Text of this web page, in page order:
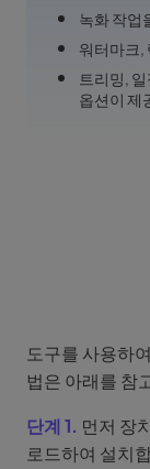
녹화 작업
워터마크,
트리밍,
옵션이 제
도구를 사용하
법은 아래를 참
단계 1. 먼저 장
로드하여 설치